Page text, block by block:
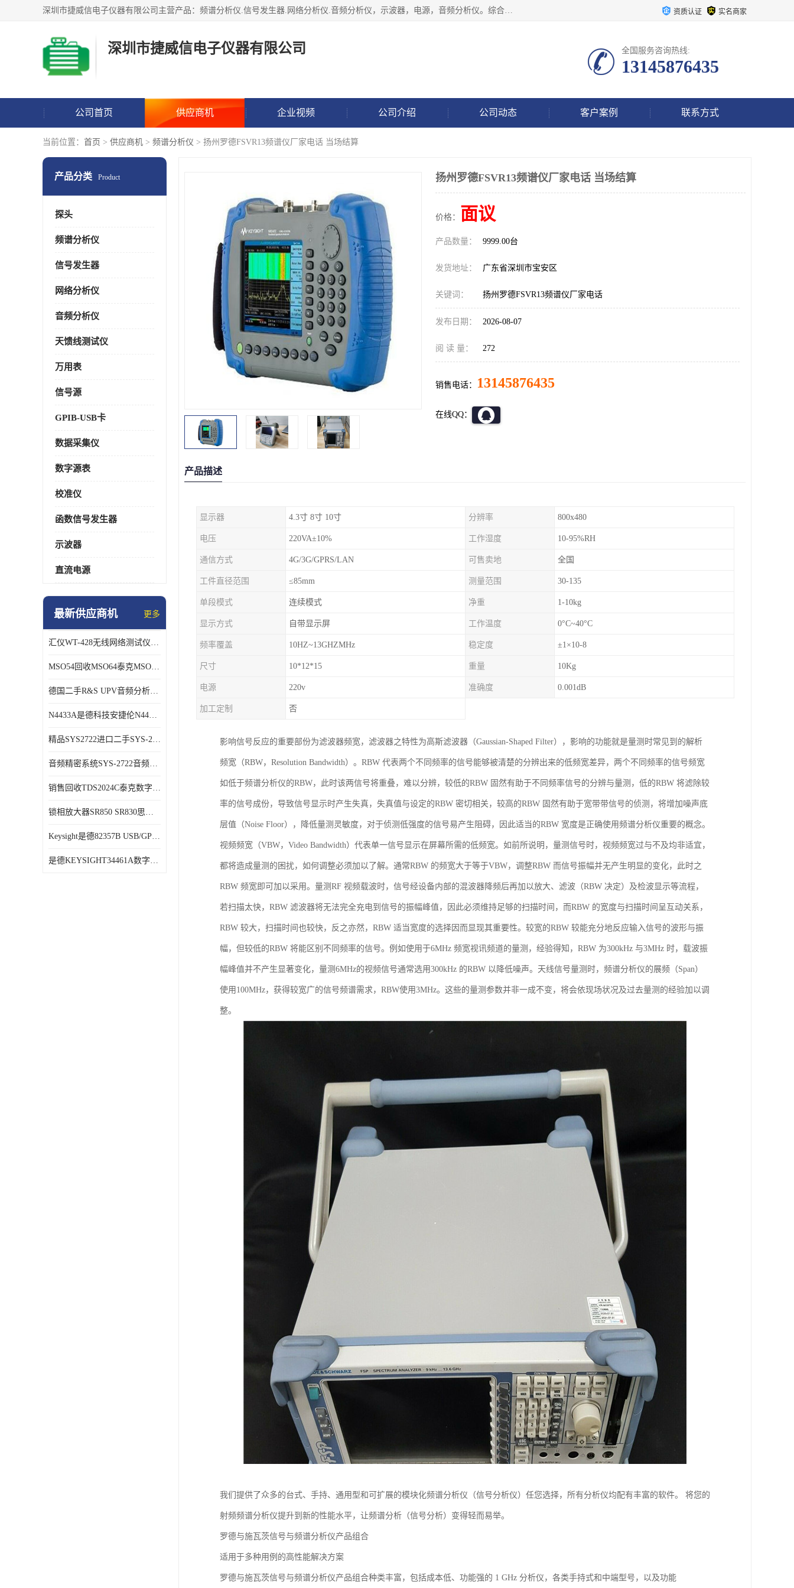
深圳市捷威信电子仪器有限公司主营产品：频谱分析仪.信号发生器.网络分析仪.音频分析仪，示波器，电源，音频分析仪。综合测试仪。蓝牙测试仪等 资质认证 实名商家
深圳市捷威信电子仪器有限公司 全国服务咨询热线:
13145876435
公司首页 供应商机 企业视频 公司介绍 公司动态 客户案例 联系方式
当前位置： 首页 > 供应商机 > 频谱分析仪 > 扬州罗德FSVR13频谱仪厂家电话 当场结算
产品分类 Product
探头
频谱分析仪
信号发生器
网络分析仪
音频分析仪
天馈线测试仪
万用表
信号源
GPIB-USB卡
数据采集仪
数字源表
校准仪
函数信号发生器
示波器
直流电源
最新供应商机 更多
汇仪WT-428无线网络测试仪WT328销售/回收
MSO54回收MSO64泰克MSO56B混号示波器
德国二手R&S UPV音频分析仪长期销售回收
N4433A是德科技安捷伦N4433A网络分析仪校准件
精品SYS2722进口二手SYS-2722 音频分析仪
音频精密系统SYS-2722音频分析仪
销售回收TDS2024C泰克数字示波器TDS3054C
锁相放大器SR850 SR830思坦福
Keysight是德82357B USB/GPIB接口
是德KEYSIGHT34461A数字万用表六位半34470A
扬州罗德FSVR13频谱仪厂家电话 当场结算
价格： 面议
产品数量： 9999.00台
发货地址： 广东省深圳市宝安区
关键词： 扬州罗德FSVR13频谱仪厂家电话
发布日期： 2026-08-07
阅 读 量： 272
销售电话： 13145876435
在线QQ：
产品描述
显示器 4.3寸 8寸 10寸 分辨率 800x480
电压 220VA±10% 工作湿度 10-95%RH
通信方式 4G/3G/GPRS/LAN 可售卖地 全国
工件直径范围 ≤85mm 测量范围 30-135
单段模式 连续模式 净重 1-10kg
显示方式 自带显示屏 工作温度 0°C~40°C
频率覆盖 10HZ~13GHZMHz 稳定度 ±1×10-8
尺寸 10*12*15 重量 10Kg
电源 220v 准确度 0.001dB
加工定制 否
影响信号反应的重要部份为滤波器频宽，滤波器之特性为高斯滤波器（Gaussian-Shaped Filter），影响的功能就是量测时常见到的解析
频宽（RBW，Resolution Bandwidth）。RBW 代表两个不同频率的信号能够被清楚的分辨出来的低频宽差异，两个不同频率的信号频宽
如低于频谱分析仪的RBW，此时该两信号将重叠，难以分辨，较低的RBW 固然有助于不同频率信号的分辨与量测，低的RBW 将滤除较
率的信号成份，导致信号显示时产生失真，失真值与设定的RBW 密切相关，较高的RBW 固然有助于宽带带信号的侦测，将增加噪声底
层值（Noise Floor），降低量测灵敏度，对于侦测低强度的信号易产生阻碍，因此适当的RBW 宽度是正确使用频谱分析仪重要的概念。
视频频宽（VBW，Video Bandwidth）代表单一信号显示在屏幕所需的低频宽。如前所说明，量测信号时，视频频宽过与不及均非适宜，
都将造成量测的困扰，如何调整必须加以了解。通常RBW 的频宽大于等于VBW，调整RBW 而信号振幅并无产生明显的变化，此时之
RBW 频宽即可加以采用。量测RF 视频载波时，信号经设备内部的混波器降频后再加以放大、滤波（RBW 决定）及检波显示等流程，
若扫描太快，RBW 滤波器将无法完全充电到信号的振幅峰值，因此必须维持足够的扫描时间，而RBW 的宽度与扫描时间呈互动关系，
RBW 较大，扫描时间也较快，反之亦然，RBW 适当宽度的选择因而显现其重要性。较宽的RBW 较能充分地反应输入信号的波形与振
幅，但较低的RBW 将能区别不同频率的信号。例如使用于6MHz 频宽视讯频道的量测，经验得知，RBW 为300kHz 与3MHz 时，载波振
幅峰值并不产生显著变化，量测6MHz的视频信号通常选用300kHz 的RBW 以降低噪声。天线信号量测时，频谱分析仪的展频（Span）
使用100MHz，获得较宽广的信号频谱需求，RBW使用3MHz。这些的量测参数并非一成不变，将会依现场状况及过去量测的经验加以调
整。
我们提供了众多的台式、手持、通用型和可扩展的模块化频谱分析仪（信号分析仪）任您选择，所有分析仪均配有丰富的软件。 将您的
射频频谱分析仪提升到新的性能水平，让频谱分析（信号分析）变得轻而易举。
罗德与施瓦茨信号与频谱分析仪产品组合
适用于多种用例的高性能解决方案
罗德与施瓦茨信号与频谱分析仪产品组合种类丰富，包括成本低、功能强的 1 GHz 分析仪，各类手持式和中端型号，以及功能